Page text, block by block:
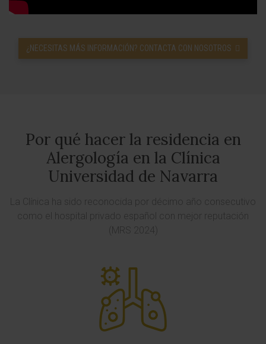
¿NECESITAS MÁS INFORMACIÓN? CONTACTA CON NOSOTROS
Por qué hacer la residencia en
Alergología en la Clínica
Universidad de Navarra
La Clínica ha sido reconocida por décimo año consecutivo
como el hospital privado español con mejor reputación
(MRS 2024)